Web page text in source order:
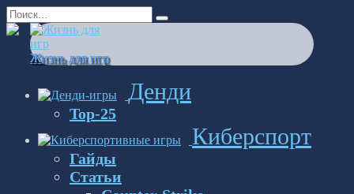
Перейти
к
содержанию
Search
for:
Жизнь для игр
Денди
Top-25
Киберспорт
Гайды
Статьи